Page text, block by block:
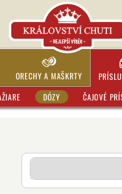
ORECHY A MAŠKRTY
DÓZY ČAJOVÉ